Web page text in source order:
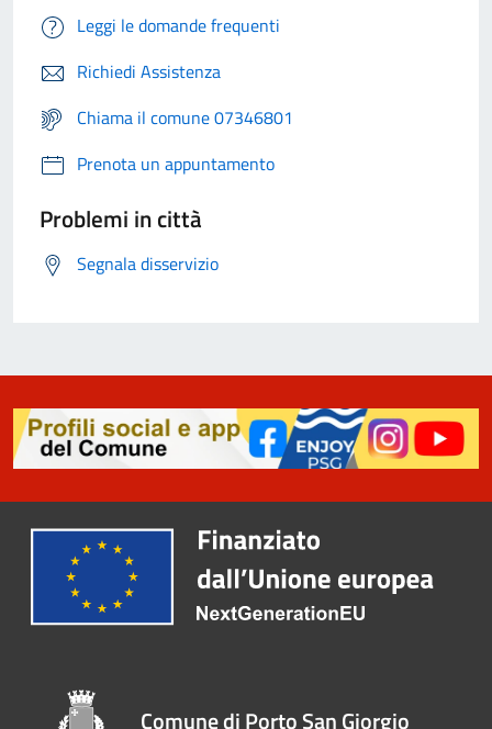
Leggi le domande frequenti
Richiedi Assistenza
Chiama il comune 07346801
Prenota un appuntamento
Problemi in città
Segnala disservizio
Comune di Porto San Giorgio